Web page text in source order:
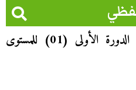
الفرض الأول في الرياضيات الدورة الأولى (01) للمستوى